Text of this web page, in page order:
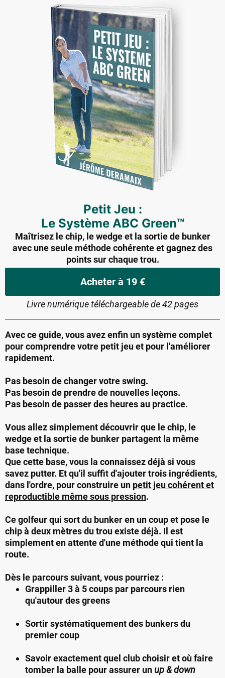
Petit Jeu :
Le Système ABC Green™
Maîtrisez le chip, le wedge et la sortie de bunker
avec une seule méthode cohérente et gagnez des
points sur chaque trou.
Acheter à 19 €
Livre numérique téléchargeable de 42 pages
Avec ce guide, vous avez enfin un système complet
pour comprendre votre petit jeu et pour l'améliorer
rapidement.
Pas besoin de changer votre swing.
Pas besoin de prendre de nouvelles leçons.
Pas besoin de passer des heures au practice.
Vous allez simplement découvrir que le chip, le
wedge et la sortie de bunker partagent la même
base technique.
Que cette base, vous la connaissez déjà si vous
savez putter. Et qu'il suffit d'ajouter trois ingrédients,
dans l'ordre, pour construire un petit jeu cohérent et
reproductible même sous pression.
Ce golfeur qui sort du bunker en un coup et pose le
chip à deux mètres du trou existe déjà. Il est
simplement en attente d'une méthode qui tient la
route.
Dès le parcours suivant, vous pourriez :
Grappiller 3 à 5 coups par parcours rien
qu'autour des greens
Sortir systématiquement des bunkers du
premier coup
Savoir exactement quel club choisir et où faire
tomber la balle pour assurer un up & down